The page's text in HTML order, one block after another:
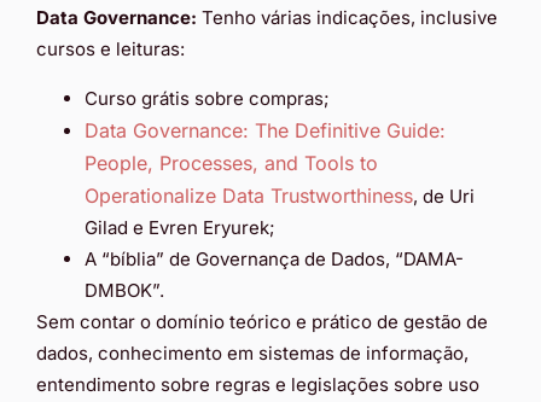
Data Governance: Tenho várias indicações, inclusive
cursos e leituras:
Curso grátis sobre compras;
Data Governance: The Definitive Guide:
People, Processes, and Tools to
Operationalize Data Trustworthiness, de Uri
Gilad e Evren Eryurek;
A “bíblia” de Governança de Dados, “DAMA-
DMBOK”.
Sem contar o domínio teórico e prático de gestão de
dados, conhecimento em sistemas de informação,
entendimento sobre regras e legislações sobre uso